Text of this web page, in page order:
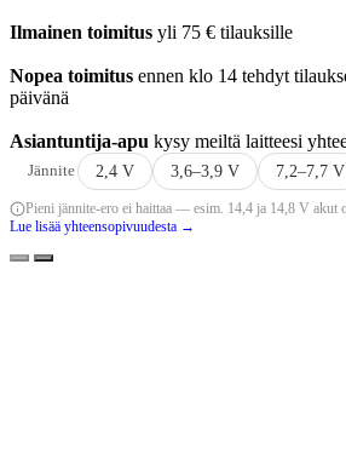
Ilmainen toimitus yli 75 € tilauksille
Nopea toimitus ennen klo 14 tehdyt
päivänä
Asiantuntija-apu kysy meiltä laitteesi
Jännite 2,4 V 3,6–3,9 V 7,2–7,7 V
Pieni jännite-ero ei haittaa — esim. 14,4 ja 14,8 V akut
Lue lisää yhteensopivuudesta →